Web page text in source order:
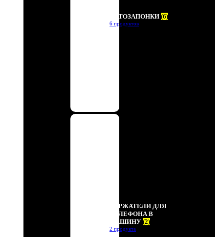
АВТОЗАПОНКИ (6)
6 продуктов
ДЕРЖАТЕЛИ ДЛЯ
ТЕЛЕФОНА В
МАШИНУ (2)
2 продукта